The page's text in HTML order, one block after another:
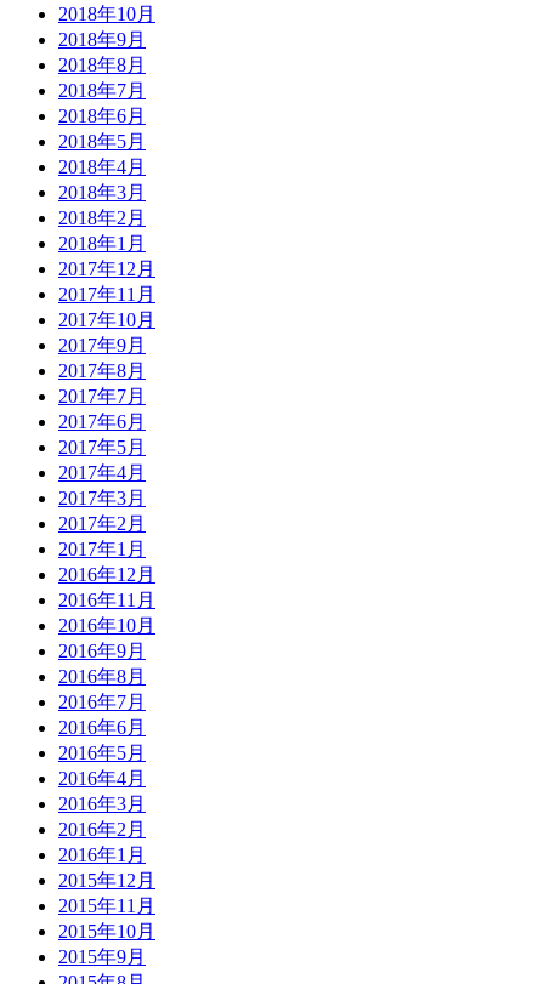
2018年10月
2018年9月
2018年8月
2018年7月
2018年6月
2018年5月
2018年4月
2018年3月
2018年2月
2018年1月
2017年12月
2017年11月
2017年10月
2017年9月
2017年8月
2017年7月
2017年6月
2017年5月
2017年4月
2017年3月
2017年2月
2017年1月
2016年12月
2016年11月
2016年10月
2016年9月
2016年8月
2016年7月
2016年6月
2016年5月
2016年4月
2016年3月
2016年2月
2016年1月
2015年12月
2015年11月
2015年10月
2015年9月